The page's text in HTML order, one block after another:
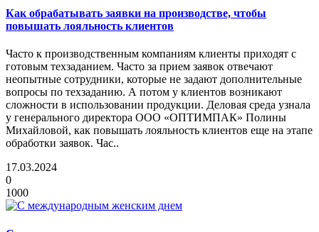
Как обрабатывать заявки на производстве, чтобы
повышать лояльность клиентов
Часто к производственным компаниям клиенты приходят с
готовым техзаданием. Часто за прием заявок отвечают
неопытные сотрудники, которые не задают дополнительные
вопросы по техзаданию. А потом у клиентов возникают
сложности в использовании продукции. Деловая среда узнала
у генерального директора ООО «ОПТИМПАК» Полины
Михайловой, как повышать лояльность клиентов еще на этапе
обработки заявок. Час..
17.03.2024
0
1000